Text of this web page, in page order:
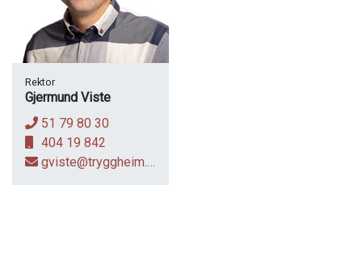
Rektor
Gjermund Viste
51 79 80 30
404 19 842
gviste@tryggheim.no